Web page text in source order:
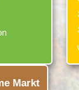
Markt